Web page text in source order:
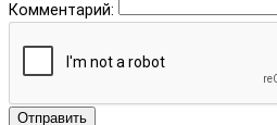
Комментарий:
Отправить